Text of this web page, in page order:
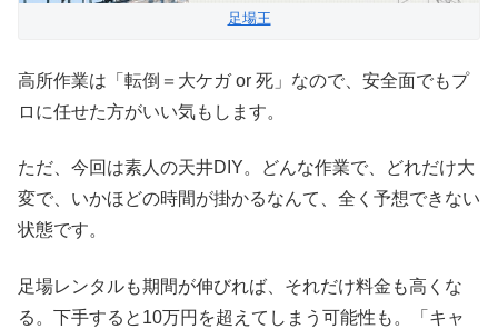
足場王
高所作業は「転倒＝大ケガ or 死」なので、安全面でもプ
ロに任せた方がいい気もします。
ただ、今回は素人の天井DIY。どんな作業で、どれだけ大
変で、いかほどの時間が掛かるなんて、全く予想できない
状態です。
足場レンタルも期間が伸びれば、それだけ料金も高くな
る。下手すると10万円を超えてしまう可能性も。「キャ